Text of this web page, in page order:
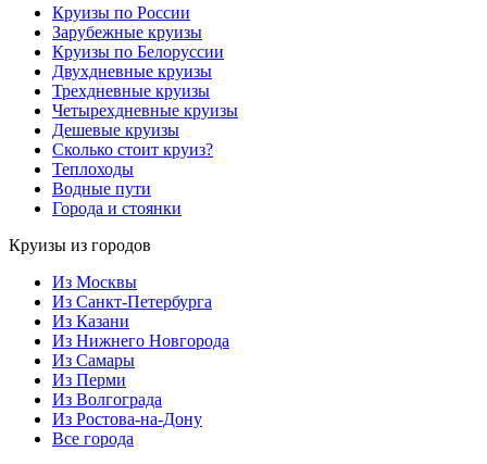
Круизы по России
Зарубежные круизы
Круизы по Белоруссии
Двухдневные круизы
Трехдневные круизы
Четырехдневные круизы
Дешевые круизы
Сколько стоит круиз?
Теплоходы
Водные пути
Города и стоянки
Круизы из городов
Из Москвы
Из Санкт-Петербурга
Из Казани
Из Нижнего Новгорода
Из Самары
Из Перми
Из Волгограда
Из Ростова-на-Дону
Все города